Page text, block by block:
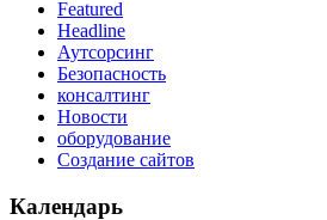
Featured
Headline
Аутсорсинг
Безопасность
консалтинг
Новости
оборудование
Создание сайтов
Календарь